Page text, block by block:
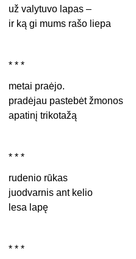
už valytuvo lapas –
ir ką gi mums rašo liepa
* * *
metai praėjo.
pradėjau pastebėt žmonos
apatinį trikotažą
* * *
rudenio rūkas
juodvarnis ant kelio
lesa lapę
* * *